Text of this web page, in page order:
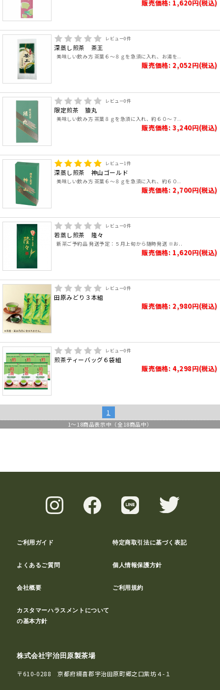
販売価格: 1,620円(税込)
レビュー0件
深蒸し煎茶 茶王
美味しい飲み方 茶葉６～８ｇを急須に入れ、お湯を..
販売価格: 2,052円(税込)
レビュー0件
限定煎茶 猿丸
美味しい飲み方 茶葉８ｇを急須に入れ、約６０～７..
販売価格: 3,240円(税込)
レビュー1件
深蒸し煎茶 神山ゴールド
美味しい飲み方 茶葉６～８ｇを急須に入れ、約６０..
販売価格: 2,700円(税込)
レビュー0件
若蒸し煎茶 隆々
新茶ご予約品 発送予定：５月上旬から随時発送 ※お..
販売価格: 1,620円(税込)
レビュー0件
田原みどり３本組
販売価格: 2,980円(税込)
レビュー0件
煎茶ティーバッグ６袋組
販売価格: 4,298円(税込)
1
1～ 18商品表示中（全 18商品中）
ご利用ガイド 特定商取引法に基づく表記
よくあるご質問 個人情報保護方針
会社概要 ご利用規約
カスタマーハラスメントについて
の基本方針
株式会社宇治田原製茶場
〒610-0288 京都府綴喜郡宇治田原町郷之口紫坊４-１